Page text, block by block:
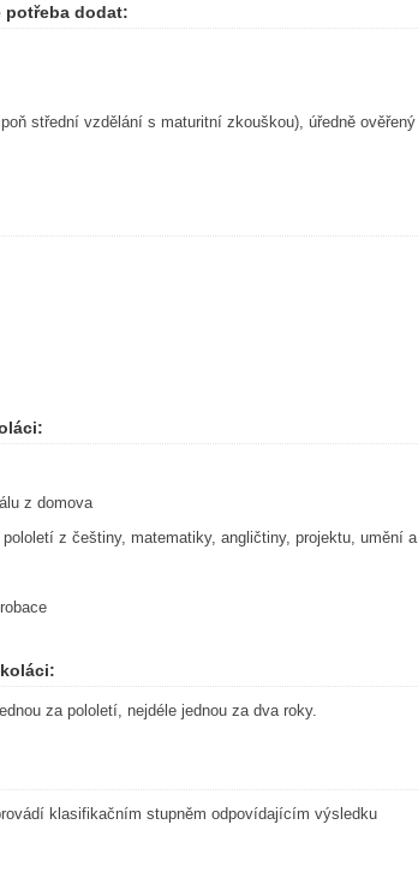
potřeba dodat:
střední vzdělání s maturitní zkouškou), úředně ověřený
z domova
z češtiny, matematiky, angličtiny, projektu, umění a
za pololetí, nejdéle jednou za dva roky.
klasifikačním stupněm odpovídajícím výsledku